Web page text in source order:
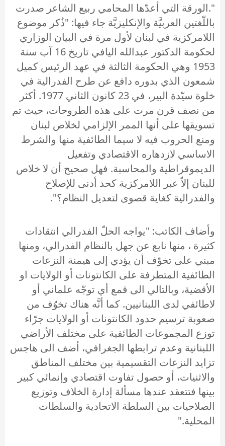
".الورقة التي أعدّها المحامي ربيع الشاعر صدرت
باللّغتين العربيَّة والإنكليزيَّة جاء فيها: "ذُكر موضوع
اللامركزية في لبنان لأول مرة في البيان الوزاري
لحكومة الدكتور عبدالله اليافي تاريخ 16 آب سنة
1953 وهي الحكومة الثالثة في عهد الرئيس كميل
شمعون الذي بدوره دافع عن طرح الفدرالية في
خلوة سيّدة البير، في 23 كانون الثاني 1977. أكثر
من نصف قرن مرت على هذه الطروحات، حيث تم
تسويقها على أنها الممر الإلزامي لخلاص لبنان
ومنع الحروب فيه لا سيما الطائفية منها والشرط
الاساسي لازدهاره الاقتصادي وتفعيل
الديموقراطية والمحاسبة. فهل صحيح أن لا خلاص
للبنان إلاّ عبر اللامركزية كحد أدنى للإصلاح
والفدرالية كغاية قصوى لتعديل النظام؟".
وأضاف الكاتب: "يواجه الحلّ الفدرالي انتقادات
كثيرة ، منها نابع عن جهل بالنظام الفدرالي، ومنها
مبني على تخوّف أن يؤدي إلى هيمنة النزعات
الطائفية المتطرفة على الكانتونات أو الولايات او
الأقضية، وبالتالي الى قمع أي توجّه علماني أو
لاطائفي لدى اللبنانيين. كما أنَّه هناك تخوّف من
صعوبة ترسيم حدود الكانتونات أو الولايات جرّاء
توزع المجموعات الطائفية على مختلف الأراضي
اللبنانية وعدم ترابطها الجغرافي، أضف الى هاجس
تزايد النزعات التقسيمية بين مختلف المناطق
والاثنيات، أو حصول تفاوت اقتصادي وإنمائي كبير
بينها فتتعقد عندها مسألة إدارة الخلاف وتوزيع
الصلاحيات بين السلطة الاتحادية والسلطات
المحلية."